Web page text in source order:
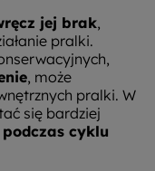
jej brak,
pralki.
, może
pralki. W
się bardziej
cyklu